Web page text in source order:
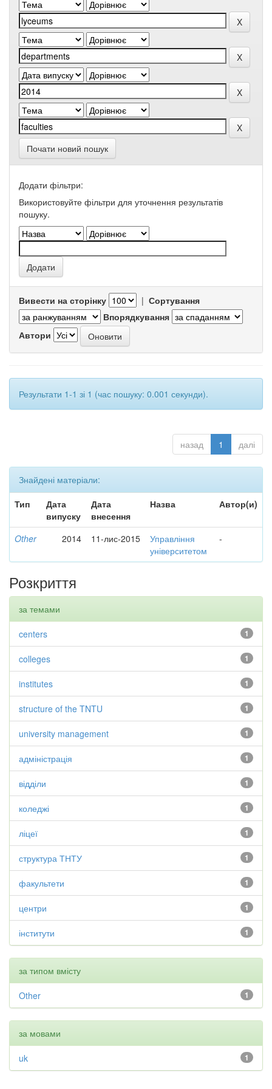
Почати новий пошук
Додати фільтри:
Використовуйте фільтри для уточнення результатів
пошуку.
Вивести на сторінку | Сортування
Впорядкування
Автори
Результати 1-1 зі 1 (час пошуку: 0.001 секунди).
назад 1 далі
Знайдені матеріали:
Тип
Дата
випуску
Дата
внесення
Назва Автор(и)
Other 2014 11-лис-2015
Управління
університетом
-
Розкриття
за темами
1
centers
1
colleges
1
institutes
1
structure of the TNTU
1
university management
1
адміністрація
1
відділи
1
коледжі
1
ліцеї
1
структура ТНТУ
1
факультети
1
центри
1
інститути
за типом вмісту
1
Other
за мовами
1
uk